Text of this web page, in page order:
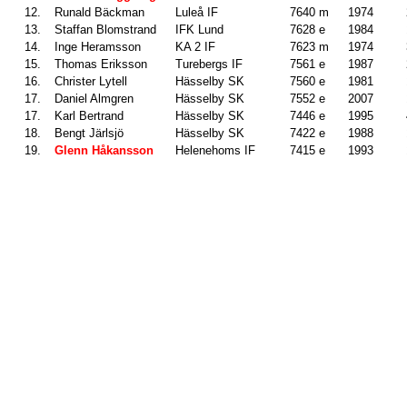
12.
Runald Bäckman Luleå IF 7640 m 1974
13.
Staffan Blomstrand IFK Lund 7628 e 1984
14.
Inge Heramsson KA 2 IF 7623 m 1974
15.
Thomas Eriksson Turebergs IF 7561 e 1987
16.
Christer Lytell Hässelby SK 7560 e 1981
17.
Daniel Almgren Hässelby SK 7552 e 2007
17.
Karl Bertrand Hässelby SK 7446 e 1995
18.
Bengt Järlsjö Hässelby SK 7422 e 1988
19.
Glenn Håkansson Helenehoms IF 7415 e 1993